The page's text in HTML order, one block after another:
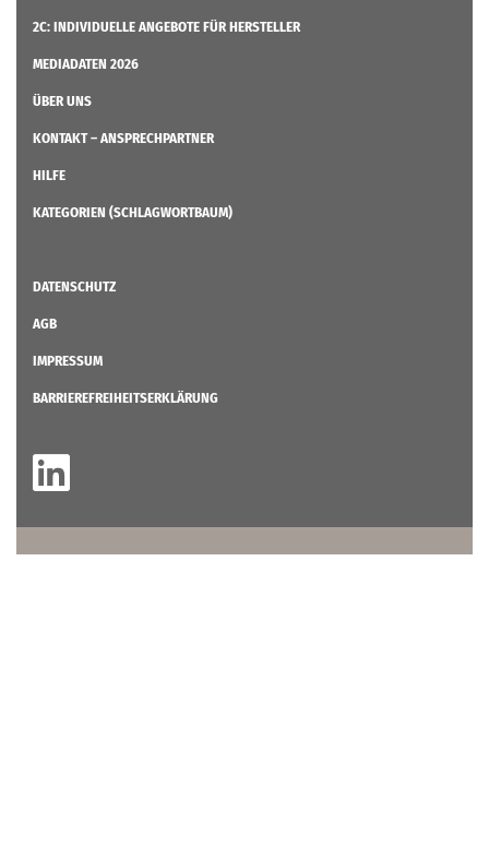
2C: INDIVIDUELLE ANGEBOTE FÜR HERSTELLER
MEDIADATEN 2026
ÜBER UNS
KONTAKT – ANSPRECHPARTNER
HILFE
KATEGORIEN (SCHLAGWORTBAUM)
DATENSCHUTZ
AGB
IMPRESSUM
BARRIEREFREIHEITSERKLÄRUNG